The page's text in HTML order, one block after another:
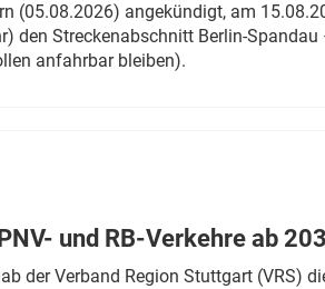
(05.08.2026) angekündigt, am
den Streckenabschnitt Berlin-
anfahrbar bleiben).
und RB-Verkehre ab
der Verband Region Stuttgart (VRS)